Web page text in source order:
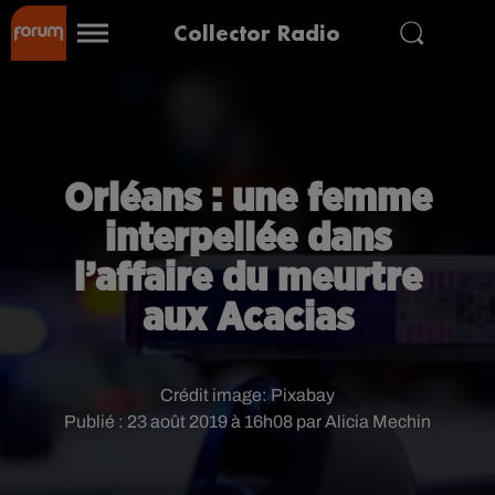
Collector Radio
Orléans : une femme
interpellée dans
l’affaire du meurtre
aux Acacias
Publié : 23 août 2019 à 16h08 par Alicia Mechin
Crédit image: Pixabay